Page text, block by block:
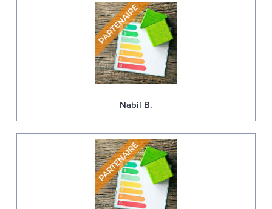
Nabil B.